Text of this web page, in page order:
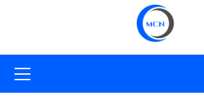
primario